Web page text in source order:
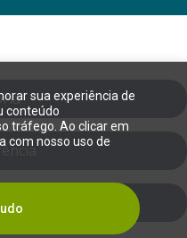
sua experiência de
conteúdo
tráfego. Ao clicar em
com nosso uso de